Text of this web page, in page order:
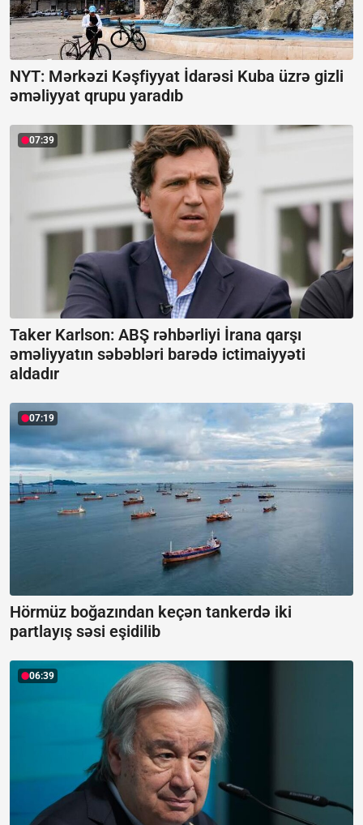
NYT: Mərkəzi Kəşfiyyat İdarəsi Kuba üzrə gizli
əməliyyat qrupu yaradıb
07:39
Taker Karlson: ABŞ rəhbərliyi İrana qarşı
əməliyyatın səbəbləri barədə ictimaiyyəti
aldadır
07:19
Hörmüz boğazından keçən tankerdə iki
partlayış səsi eşidilib
06:39